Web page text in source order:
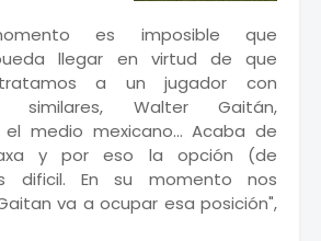
es imposible que
llegar en virtud de que
a un jugador con
similares, Walter Gaitán,
medio mexicano... Acaba de
y por eso la opción (de
dificil. En su momento nos
va a ocupar esa posición",